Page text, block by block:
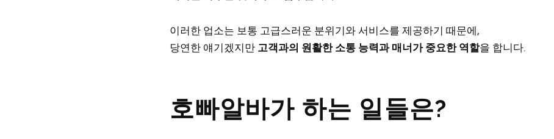
이러한 업소는 보통 고급스러운 분위기와 서비스를 제공하기 때문에,
당연한 얘기겠지만 고객과의 원활한 소통 능력과 매너가 중요한 역할을 합니다.
호빠알바가 하는 일들은?